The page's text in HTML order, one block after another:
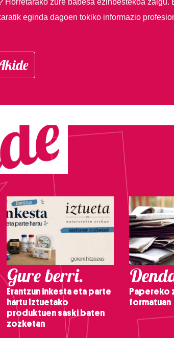
Horretarako zure babesa ezinbestekoa zaigu.
eginda dagoen tokiko informazio
Gure berri.
Erantzun inkesta eta parte
hartu Iztuetako
produktuen saski baten
zozketan
Papereko
formatuan